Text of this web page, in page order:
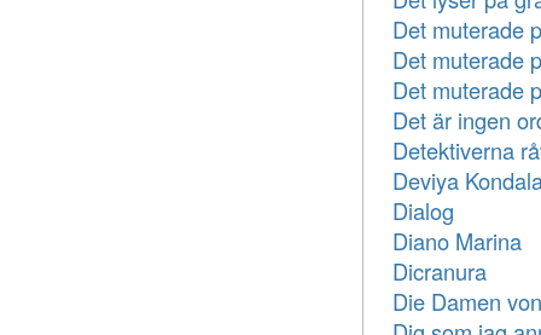
Det muterade
Det muterade
Det muterade
Det är ingen
Detektiverna
Deviya
Dialog
Diano Marina
Dicranura
Die Damen